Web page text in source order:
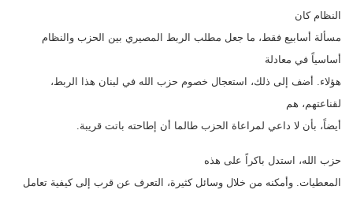
النظام كان
مسألة أسابيع فقط، ما جعل مطلب الربط المصيري بين الحزب والنظام
أساسياً في معادلة
هؤلاء. أضف إلى ذلك، استعجال خصوم حزب الله في لبنان هذا الربط،
لقناعتهم، هم
أيضاً، بأن لا داعي لمراعاة الحزب طالما أن إطاحته باتت قريبة.
حزب الله، استدل باكراً على هذه
المعطيات. وأمكنه من خلال وسائل كثيرة، التعرف عن قرب إلى كيفية تعامل